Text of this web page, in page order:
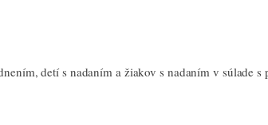
detí s nadaním a žiakov s nadaním v súlade